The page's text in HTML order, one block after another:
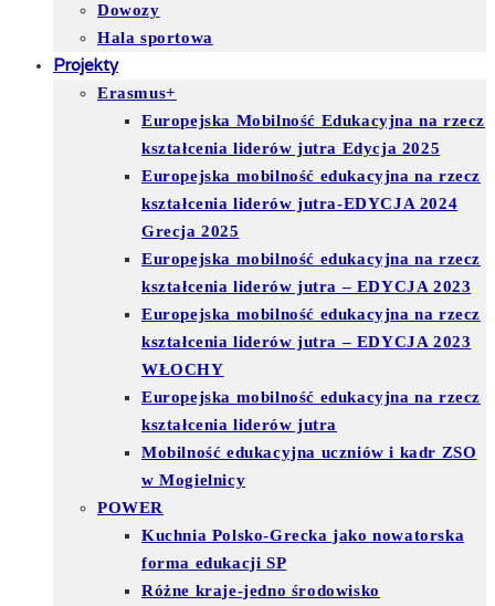
Dowozy
Hala sportowa
Projekty
Erasmus+
Europejska Mobilność Edukacyjna na rzecz
kształcenia liderów jutra Edycja 2025
Europejska mobilność edukacyjna na rzecz
kształcenia liderów jutra-EDYCJA 2024
Grecja 2025
Europejska mobilność edukacyjna na rzecz
kształcenia liderów jutra – EDYCJA 2023
Europejska mobilność edukacyjna na rzecz
kształcenia liderów jutra – EDYCJA 2023
WŁOCHY
Europejska mobilność edukacyjna na rzecz
kształcenia liderów jutra
Mobilność edukacyjna uczniów i kadr ZSO
w Mogielnicy
POWER
Kuchnia Polsko-Grecka jako nowatorska
forma edukacji SP
Różne kraje-jedno środowisko